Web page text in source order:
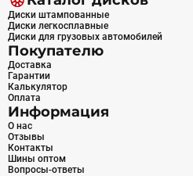
Диски штампованные
Диски легкосплавные
Диски для грузовых автомобилей
Покупателю
Доставка
Гарантии
Калькулятор
Оплата
Информация
О нас
Отзывы
Контакты
Шины оптом
Вопросы-ответы